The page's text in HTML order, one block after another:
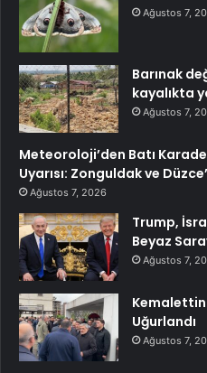
Ağustos 7,
Barınak
kayalıkta
Ağustos 7,
Meteoroloji’den Batı
Uyarısı: Zonguldak ve
Ağustos 7, 2026
Trump,
Beyaz
Ağustos 7,
Kemalettin
Uğurlandı
Ağustos 7,